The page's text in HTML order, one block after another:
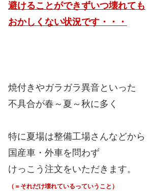
避けることができずいつ壊れても
おかしくない状況です・・・
焼付きやガラガラ異音といった
不具合が春～夏～秋に多く
特に夏場は整備工場さんなどから
国産車・外車を問わず
けっこう注文をいただきます。
（＝それだけ壊れているっていうこと）